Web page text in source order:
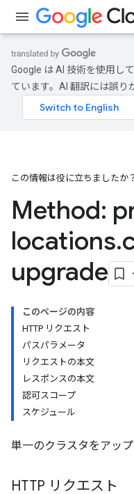
Google は AI 技術を使用し
ています。AI 翻訳には誤り
この情報は役に立ちましたか
Method:
locations.
upgrade
このページの内容
HTTP リクエスト
パスパラメータ
リクエストの本文
レスポンスの本文
認可スコープ
スケジュール
単一のクラスタをアップ
HTTP リクエスト